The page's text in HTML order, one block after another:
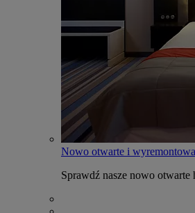
Nowo otwarte i
Sprawdź nasze nowo